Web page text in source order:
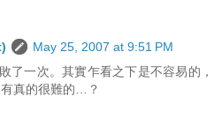
May 25, 2007 at 9:51 PM
了一次。其實乍看之下是不容易的，
真的很難的…？